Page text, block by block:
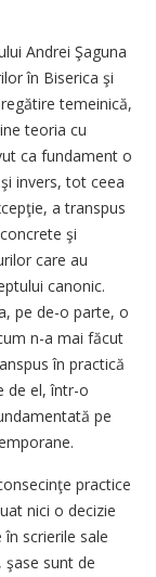
Andrei Şaguna
în Biserica şi
temeinică,
teoria cu
ca fundament o
invers, tot ceea
a transpus
şi
care au
canonic.
pe de-o parte, o
n-a mai făcut
în practică
de el, într-o
pe
practice
nici o decizie
scrierile sale
şase sunt de